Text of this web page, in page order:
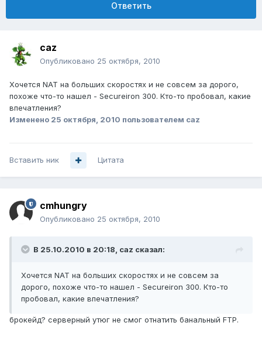
Ответить
caz
Опубликовано 25 октября, 2010
Хочется NAT на больших скоростях и не совсем за дорого,
похоже что-то нашел - Secureiron 300. Кто-то пробовал, какие
впечатления?
Изменено 25 октября, 2010 пользователем caz
Вставить ник Цитата
cmhungry
Опубликовано 25 октября, 2010
В 25.10.2010 в 20:18, caz сказал:
Хочется NAT на больших скоростях и не совсем за
дорого, похоже что-то нашел - Secureiron 300. Кто-то
пробовал, какие впечатления?
брокейд? серверный утюг не смог отнатить банальный FTP.